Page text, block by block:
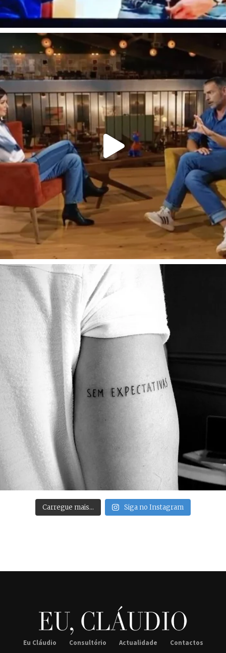
Carregue mais… Siga no Instagram
Eu Cláudio Consultório Actualidade Contactos